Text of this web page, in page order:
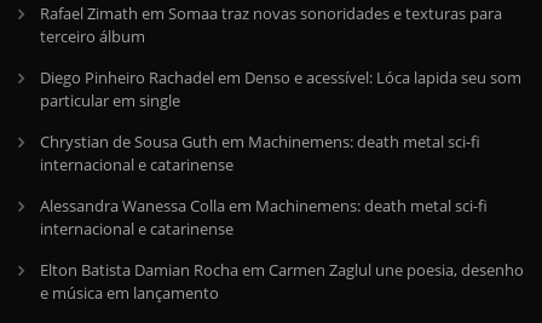
Rafael Zimath em Somaa traz novas sonoridades e texturas para
terceiro álbum
Diego Pinheiro Rachadelem Denso e acessível: Lóca lapida seu som
particular em single
Chrystian de Sousa Guth em Machinemens: death metal sci-fi
internacional e catarinense
Alessandra Wanessa Collaem Machinemens: death metal sci-fi
internacional e catarinense
Elton Batista Damian Rochaem Carmen Zaglul une poesia, desenho
e música em lançamento